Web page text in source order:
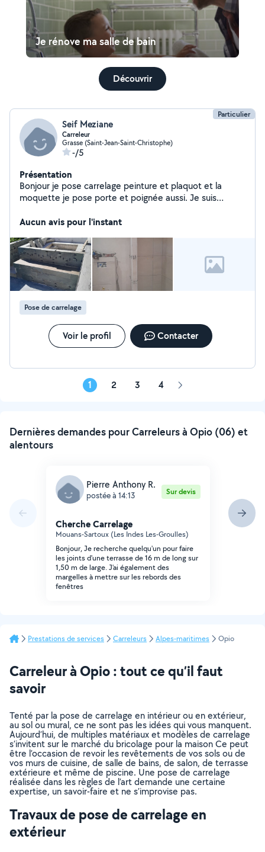
Je rénove ma salle de bain
Découvrir
Particulier
Seif Meziane
Carreleur
Grasse (Saint-Jean-Saint-Christophe)
-/5
Présentation
Bonjour je pose carrelage peinture et plaquot et la
moquette je pose porte et poignée aussi. Je suis
Aucun avis pour l'instant
Pose de carrelage
Voir le profil Contacter
1 2 3 4 Page
Dernières demandes pour Carreleurs à Opio (06) et
alentours
Pierre Anthony R.
postée à 14:13 Sur devis
Cherche Carrelage
Mouans-Sartoux (Les Indes Les-Groulles)
Bonjour, Je recherche quelqu'un pour faire
les joints d'une terrasse de 16 m de long sur
1,50 m de large. J'ai également des
margelles à mettre sur les rebords des
fenêtres
Prestations de services Carreleurs Alpes-maritimes Opio
Carreleur à Opio : tout ce qu’il faut
savoir
Tenté par la pose de carrelage en intérieur ou en extérieur,
au sol ou mural, ce ne sont pas les idées qui vous manquent.
Aujourd’hui, de multiples matériaux et modèles de carrelage
s’invitent sur le marché du bricolage pour la maison Ce peut
être l’occasion de revoir les revêtements de vos sols ou de
vos murs de cuisine, de salle de bains, de salon, de terrasse
extérieure et même de piscine. Une pose de carrelage
réalisée dans les règles de l’art demande une certaine
expertise, un savoir-faire et ne s’improvise pas.
Travaux de pose de carrelage en
extérieur